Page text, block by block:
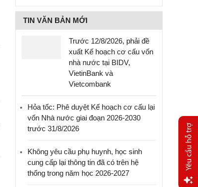
TIN VĂN BẢN MỚI
Trước 12/8/2026, phải đề
xuất Kế hoạch cơ cấu vốn
nhà nước tại BIDV,
VietinBank và
Vietcombank
Hỏa tốc: Phê duyệt Kế hoạch cơ cấu lại
vốn Nhà nước giai đoạn 2026-2030
trước 31/8/2026
Không yêu cầu phụ huynh, học sinh
cung cấp lại thông tin đã có trên hệ
thống trong năm học 2026-2027